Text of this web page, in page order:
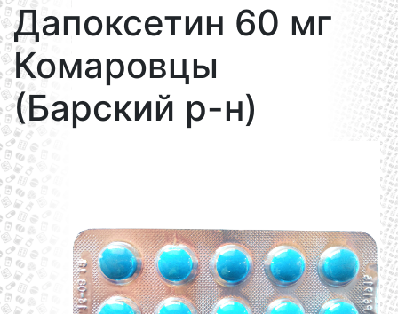
Дапоксетин 60 мг
Комаровцы
(Барский р-н)